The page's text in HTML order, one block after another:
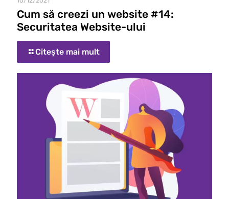
Cum să creezi un website #14:
Securitatea Website-ului
Citește mai mult